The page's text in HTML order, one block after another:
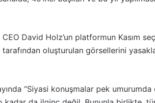
David Holz’un platformun Kasım
oluşturulan görsellerini
“Siyasi konuşmalar pek umurumda